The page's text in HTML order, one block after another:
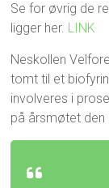
Se for øvrig de
ligger her. LINK
Neskollen
tomt til et
involveres i
på årsmøtet den